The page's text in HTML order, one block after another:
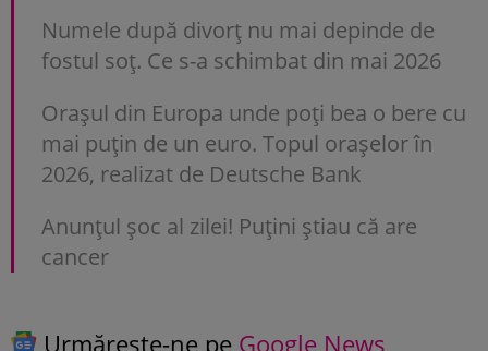
Numele după divorț nu mai depinde de
fostul soț. Ce s-a schimbat din mai 2026
Orașul din Europa unde poți bea o bere cu
mai puțin de un euro. Topul orașelor în
2026, realizat de Deutsche Bank
Anunţul şoc al zilei! Puţini ştiau că are
cancer
Urmărește-ne pe Google News